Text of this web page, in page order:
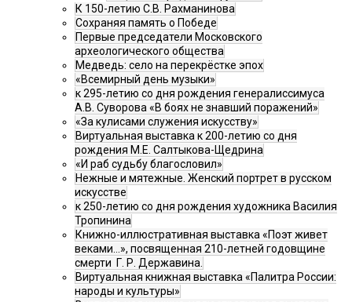
К 150-летию С.В. Рахманинова
Сохраняя память о Победе
Первые председатели Московского
археологического общества
Медведь: село на перекрёстке эпох
«Всемирный день музыки»
к 295-летию со дня рождения генералиссимуса
А.В. Суворова «В боях не знавший поражений»
«За кулисами служения искусству»
Виртуальная выставка к 200-летию со дня
рождения М.Е. Салтыкова-Щедрина
«И раб судьбу благословил»
Нежные и мятежные. Женский портрет в русском
искусстве
к 250-летию со дня рождения художника Василия
Тропинина
Книжно-иллюстративная выставка «Поэт живет
веками…», посвященная 210-летней годовщине
смерти Г. Р. Державина.
Виртуальная книжная выставка «Палитра России:
народы и культуры»